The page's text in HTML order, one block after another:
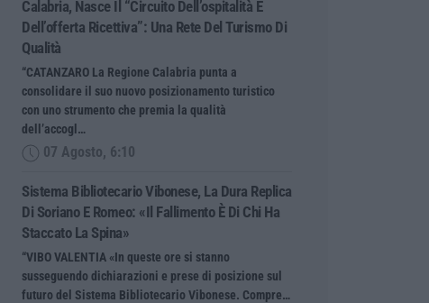
Calabria, Nasce Il “Circuito Dell’ospitalità E
Dell’offerta Ricettiva”: Una Rete Del Turismo Di
Qualità
“CATANZARO La Regione Calabria punta a
consolidare il suo nuovo posizionamento turistico
con uno strumento che premia la qualità
dell’accogl…
07 Agosto, 6:10
Sistema Bibliotecario Vibonese, La Dura Replica
Di Soriano E Romeo: «Il Fallimento È Di Chi Ha
Staccato La Spina»
“VIBO VALENTIA «In queste ore si stanno
susseguendo dichiarazioni e prese di posizione sul
futuro del Sistema Bibliotecario Vibonese. Compre…